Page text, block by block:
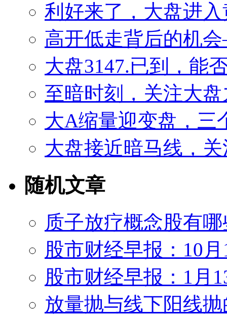
利好来了，大盘进
高开低走背后的机
大盘3147.已到，能
至暗时刻，关注大
大A缩量迎变盘，三
大盘接近暗马线，
随机文章
质子放疗概念股有
股市财经早报：10
股市财经早报：1月
放量抛与线下阳线